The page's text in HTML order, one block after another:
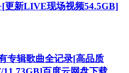
更新LIVE现场视频54.5GB]
专辑歌曲全记录[高品质